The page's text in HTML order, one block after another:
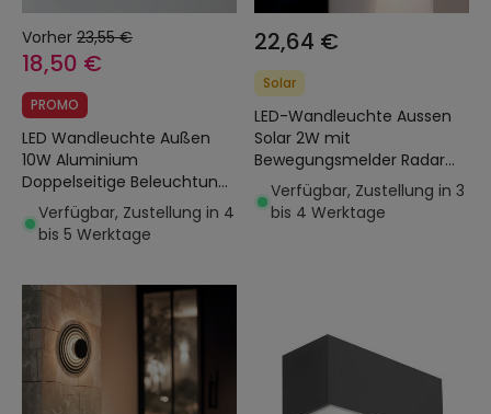
Vorher 23,55 €
18,50 €
PROMO
LED Wandleuchte Außen
10W Aluminium
Doppelseitige Beleuchtung
Rechteckig Schwarz Hera
Verfügbar, Zustellung in 4
bis 5 Werktage
22,64 €
Solar
LED-Wandleuchte Aussen
Solar 2W mit
Bewegungsmelder Radar
Eros
Verfügbar, Zustellung in 3
bis 4 Werktage